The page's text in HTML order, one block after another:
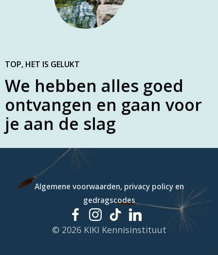
TOP, HET IS GELUKT
We hebben alles goed
ontvangen en gaan voor
je aan de slag
Algemene voorwaarden, privacy policy en
gedragscodes
© 2026 KIKI Kennisinstituut